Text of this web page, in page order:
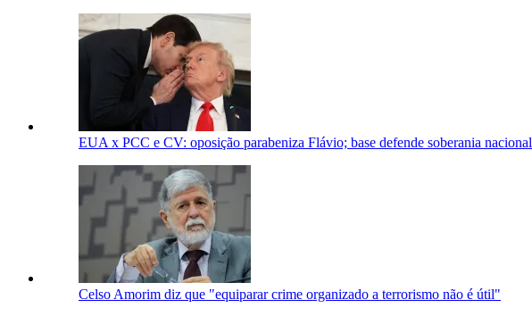
EUA x PCC e CV: oposição parabeniza Flávio; base defende soberania nacional
Celso Amorim diz que "equiparar crime organizado a terrorismo não é útil"